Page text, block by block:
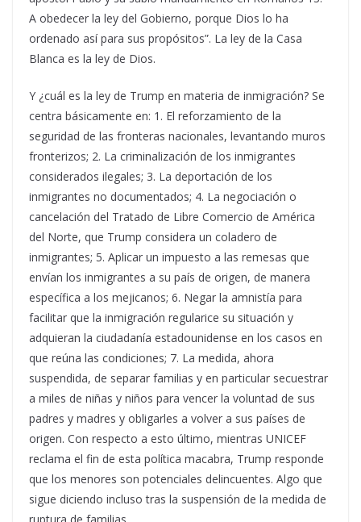
A obedecer la ley del Gobierno, porque Dios lo ha
ordenado así para sus propósitos”. La ley de la Casa
Blanca es la ley de Dios.
Y ¿cuál es la ley de Trump en materia de inmigración? Se
centra básicamente en: 1. El reforzamiento de la
seguridad de las fronteras nacionales, levantando muros
fronterizos; 2. La criminalización de los inmigrantes
considerados ilegales; 3. La deportación de los
inmigrantes no documentados; 4. La negociación o
cancelación del Tratado de Libre Comercio de América
del Norte, que Trump considera un coladero de
inmigrantes; 5. Aplicar un impuesto a las remesas que
envían los inmigrantes a su país de origen, de manera
específica a los mejicanos; 6. Negar la amnistía para
facilitar que la inmigración regularice su situación y
adquieran la ciudadanía estadounidense en los casos en
que reúna las condiciones; 7. La medida, ahora
suspendida, de separar familias y en particular secuestrar
a miles de niñas y niños para vencer la voluntad de sus
padres y madres y obligarles a volver a sus países de
origen. Con respecto a esto último, mientras UNICEF
reclama el fin de esta política macabra, Trump responde
que los menores son potenciales delincuentes. Algo que
sigue diciendo incluso tras la suspensión de la medida de